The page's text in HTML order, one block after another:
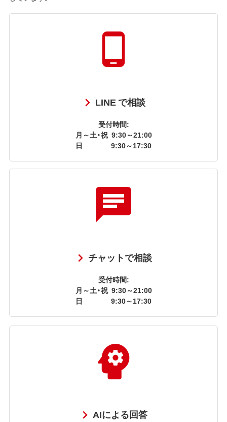
LINE で相談
受付時間:
月～土・祝 9:30～21:00
日
9:30～17:30
チャットで相談
受付時間:
月～土・祝 9:30～21:00
日
9:30～17:30
AIによる回答